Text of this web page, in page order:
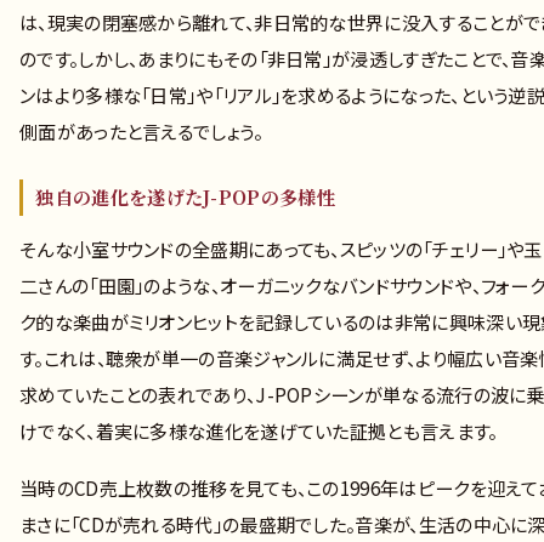
は、現実の閉塞感から離れて、非日常的な世界に没入することが
のです。しかし、あまりにもその「非日常」が浸透しすぎたことで、音
ンはより多様な「日常」や「リアル」を求めるようになった、という逆
側面があったと言えるでしょう。
独自の進化を遂げたJ-POPの多様性
そんな小室サウンドの全盛期にあっても、スピッツの「チェリー」や
二さんの「田園」のような、オーガニックなバンドサウンドや、フォー
ク的な楽曲がミリオンヒットを記録しているのは非常に興味深い
す。これは、聴衆が単一の音楽ジャンルに満足せず、より幅広い音
求めていたことの表れであり、J-POPシーンが単なる流行の波に
けでなく、着実に多様な進化を遂げていた証拠とも言えます。
当時のCD売上枚数の推移を見ても、この1996年はピークを迎えて
まさに「CDが売れる時代」の最盛期でした。音楽が、生活の中心に